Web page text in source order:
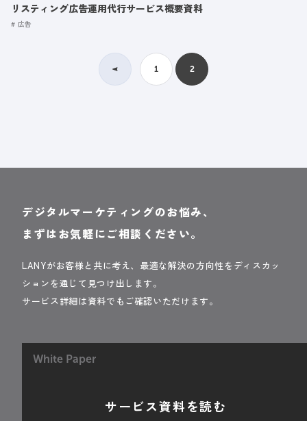
リスティング広告運用代行サービス概要資料
広告
1 2
デジタルマーケティングのお悩み、
まずはお気軽にご相談ください。
LANYがお客様と共に考え、最適な解決の方向性をディスカッ
ションを通じて見つけ出します。
サービス詳細は資料でもご確認いただけます。
White Paper
サービス資料を読む